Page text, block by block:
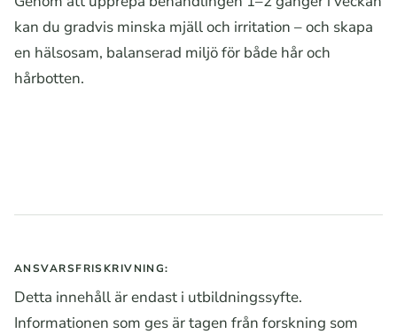
kan du gradvis minska mjäll och irritation – och skapa
en hälsosam, balanserad miljö för både hår och
hårbotten.
ANSVARSFRISKRIVNING:
Detta innehåll är endast i utbildningssyfte.
Informationen som ges är tagen från forskning som